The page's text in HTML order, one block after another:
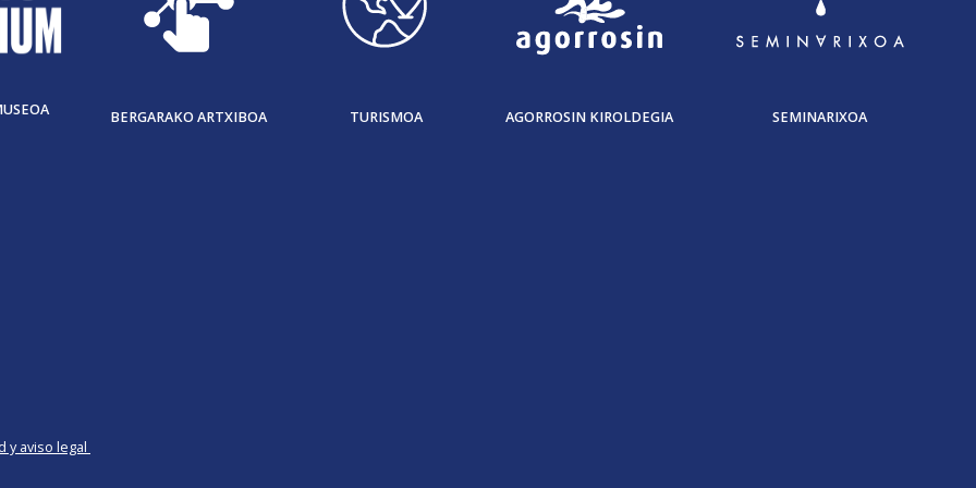
BERGARAKO ARTXIBOA TURISMOA AGORROSIN KIROLDEGIA SEMINARIXOA
y aviso legal